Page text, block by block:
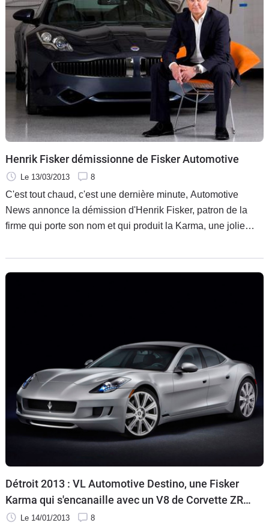
Henrik Fisker démissionne de Fisker Automotive
Le 13/03/2013 8
C'est tout chaud, c'est une dernière minute, Automotive
News annonce la démission d'Henrik Fisker, patron de la
firme qui porte son nom et qui produit la Karma, une jolie
mal à s'imposer.
Détroit 2013 : VL Automotive Destino, une Fisker
Karma qui s'encanaille avec un V8 de Corvette ZR1
[MàJ]Le 14/01/2013 8